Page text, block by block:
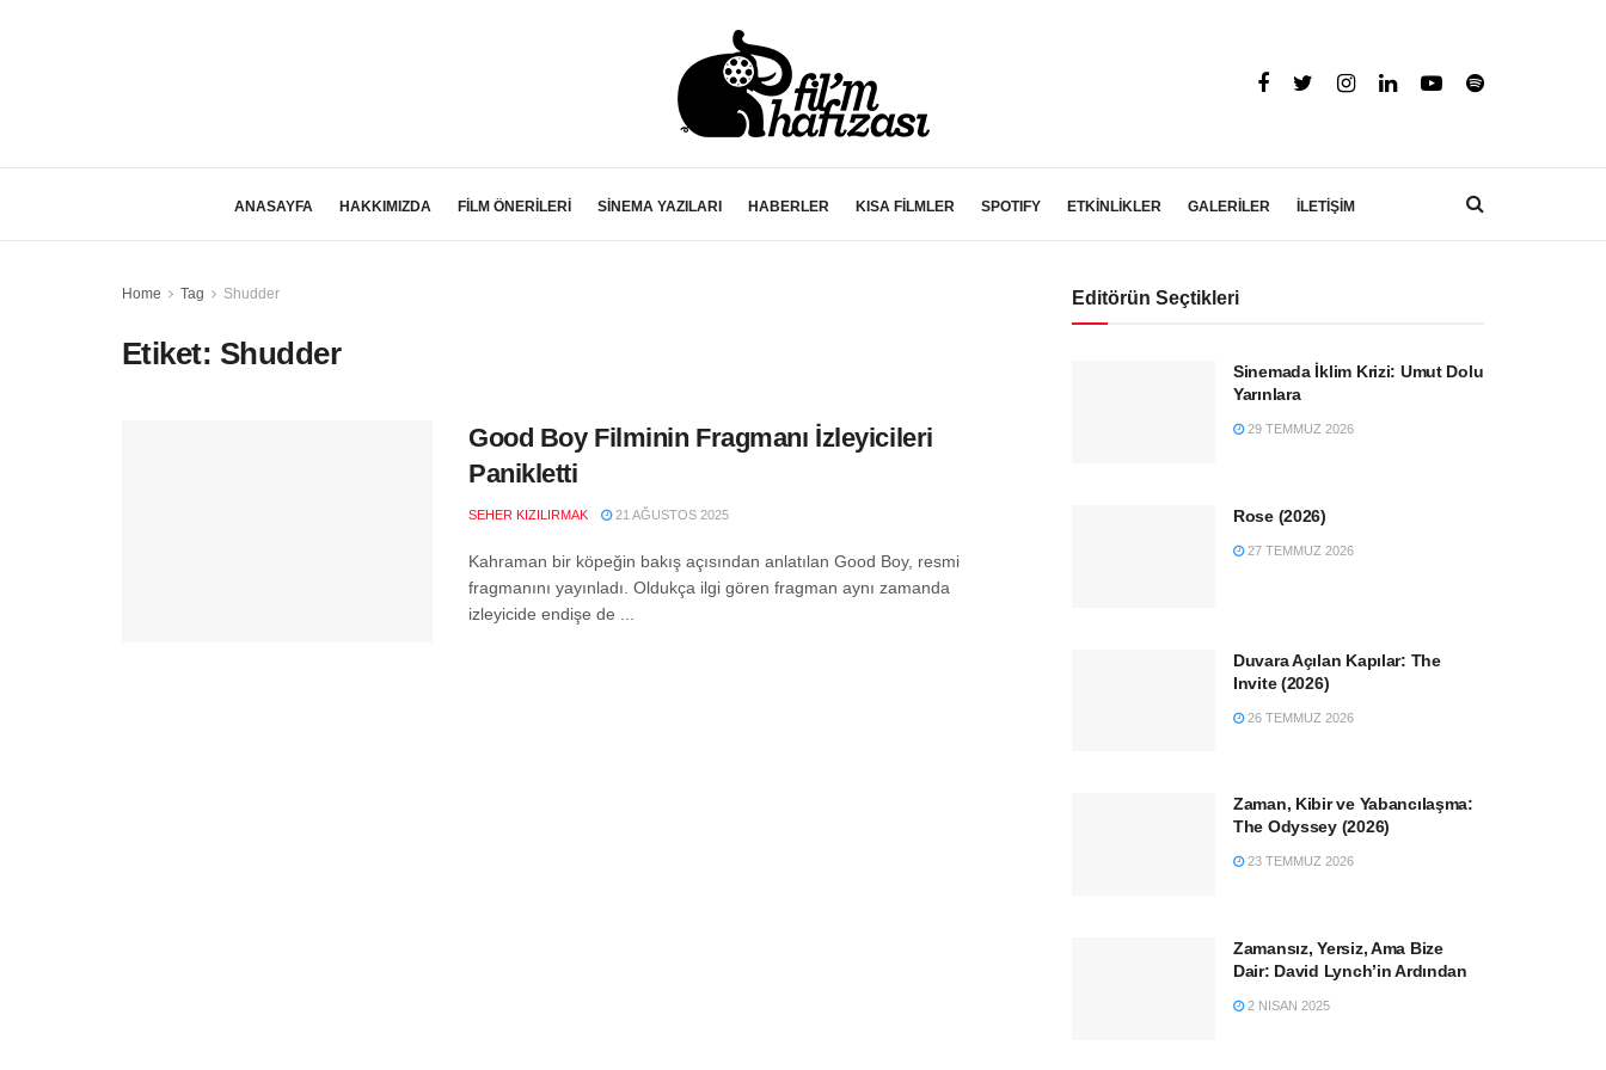
ANASAYFA HAKKIMIZDA FİLM ÖNERİLERİ SİNEMA YAZILARI HABERLER KISA FİLMLER SPOTIFY ETKİNLİKLER GALERİLER İLETİŞİM
Home Tag Shudder
Etiket: Shudder
Good Boy Filminin Fragmanı İzleyicileri
Panikletti
SEHER KIZILIRMAK 21 AĞUSTOS 2025
Kahraman bir köpeğin bakış açısından anlatılan Good Boy, resmi
fragmanını yayınladı. Oldukça ilgi gören fragman aynı zamanda
izleyicide endişe de ...
Editörün Seçtikleri
Sinemada İklim Krizi: Umut Dolu
Yarınlara
29 TEMMUZ 2026
Rose (2026)
27 TEMMUZ 2026
Duvara Açılan Kapılar: The
Invite (2026)
26 TEMMUZ 2026
Zaman, Kibir ve Yabancılaşma:
The Odyssey (2026)
23 TEMMUZ 2026
Zamansız, Yersiz, Ama Bize
Dair: David Lynch’in Ardından
2 NISAN 2025